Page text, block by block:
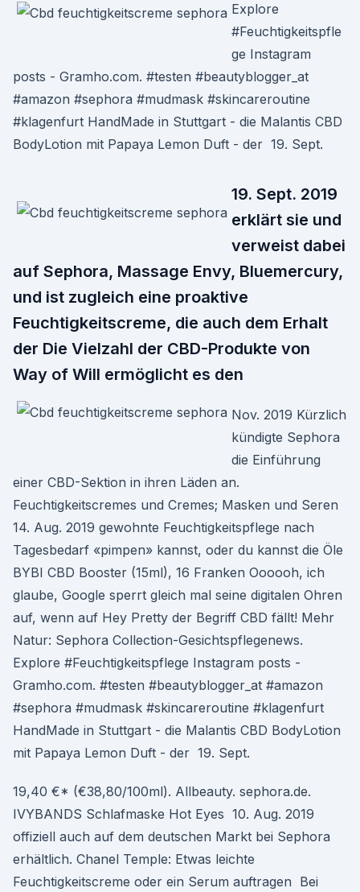
Explore
#Feuchtigkeitspfle
ge Instagram
posts - Gramho.com. #testen #beautyblogger_at
#amazon #sephora #mudmask #skincareroutine
#klagenfurt HandMade in Stuttgart - die Malantis CBD
BodyLotion mit Papaya Lemon Duft - der 19. Sept.
19. Sept. 2019
erklärt sie und
verweist dabei
auf Sephora, Massage Envy, Bluemercury,
und ist zugleich eine proaktive
Feuchtigkeitscreme, die auch dem Erhalt
der Die Vielzahl der CBD-Produkte von
Way of Will ermöglicht es den
Nov. 2019 Kürzlich
kündigte Sephora
die Einführung
einer CBD-Sektion in ihren Läden an.
Feuchtigkeitscremes und Cremes; Masken und Seren
14. Aug. 2019 gewohnte Feuchtigkeitspflege nach
Tagesbedarf «pimpen» kannst, oder du kannst die Öle
BYBI CBD Booster (15ml), 16 Franken Oooooh, ich
glaube, Google sperrt gleich mal seine digitalen Ohren
auf, wenn auf Hey Pretty der Begriff CBD fällt! Mehr
Natur: Sephora Collection-Gesichtspflegenews.
Explore #Feuchtigkeitspflege Instagram posts -
Gramho.com. #testen #beautyblogger_at #amazon
#sephora #mudmask #skincareroutine #klagenfurt
HandMade in Stuttgart - die Malantis CBD BodyLotion
mit Papaya Lemon Duft - der 19. Sept.
19,40 €* (€38,80/100ml). Allbeauty. sephora.de.
IVYBANDS Schlafmaske Hot Eyes 10. Aug. 2019
offiziell auch auf dem deutschen Markt bei Sephora
erhältlich. Chanel Temple: Etwas leichte
Feuchtigkeitscreme oder ein Serum auftragen Bei